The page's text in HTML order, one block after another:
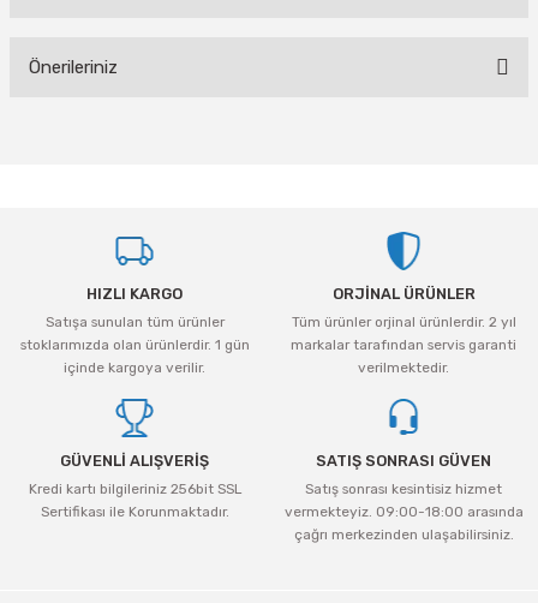
Önerileriniz
Ürün resmi kalitesiz, bozuk veya görüntülenemiyor.
Ürün açıklamasında eksik bilgiler bulunuyor.
Ürün bilgilerinde hatalar bulunuyor.
Ürün fiyatı diğer sitelerden daha pahalı.
Bu ürüne benzer farklı alternatifler olmalı.
HIZLI KARGO
Satışa sunulan tüm ürünler
stoklarımızda olan ürünlerdir. 1 gün
içinde kargoya verilir.
ORJİNAL ÜRÜNLER
Tüm ürünler orjinal ürünlerdir. 2 yıl
markalar tarafından servis garanti
verilmektedir.
GÜVENLİ ALIŞVERİŞ
Kredi kartı bilgileriniz 256bit SSL
Sertifikası ile Korunmaktadır.
SATIŞ SONRASI GÜVEN
Satış sonrası kesintisiz hizmet
vermekteyiz. 09:00-18:00 arasında
çağrı merkezinden ulaşabilirsiniz.